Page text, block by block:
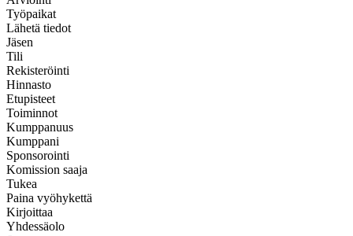
Työpaikat
Lähetä tiedot
Jäsen
Tili
Rekisteröinti
Hinnasto
Etupisteet
Toiminnot
Kumppanuus
Kumppani
Sponsorointi
Komission saaja
Tukea
Paina vyöhykettä
Kirjoittaa
Yhdessäolo